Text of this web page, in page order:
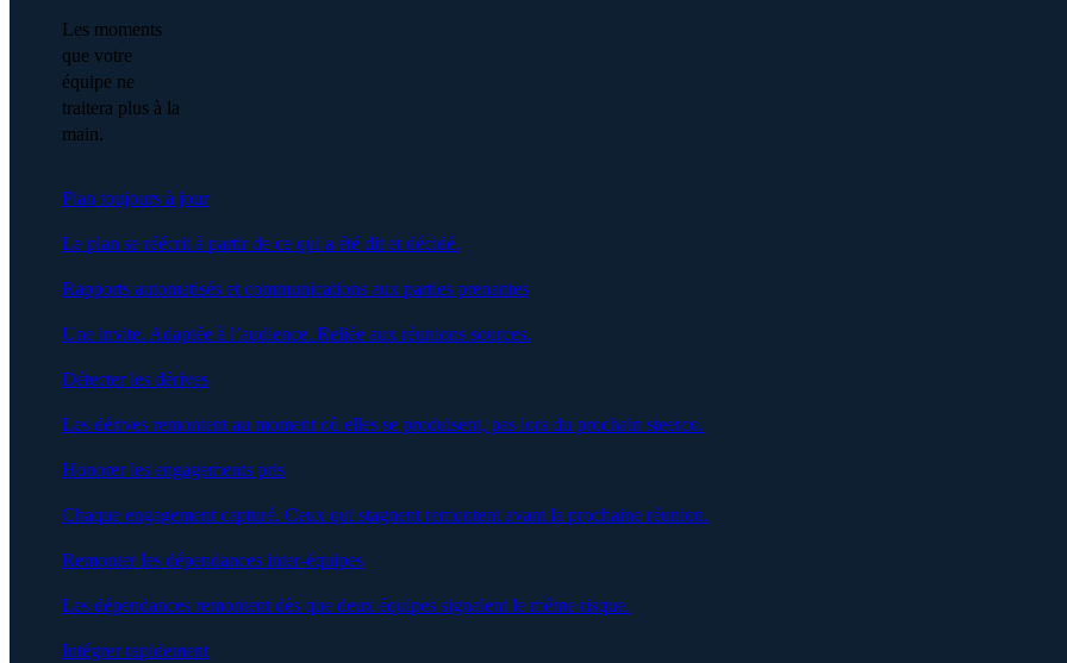
Les moments
que votre
équipe ne
traitera plus à la
main.
Plan toujours à jour
Le plan se réécrit à partir de ce qui a été dit et décidé.
Rapports automatisés et communications aux parties prenantes
Une invite. Adaptée à l’audience. Reliée aux réunions sources.
Détecter les dérives
Les dérives remontent au moment où elles se produisent, pas lors du prochain steerco.
Honorer les engagements pris
Chaque engagement capturé. Ceux qui stagnent remontent avant la prochaine réunion.
Remonter les dépendances inter-équipes
Les dépendances remontent dès que deux équipes signalent le même risque.
Intégrer rapidement